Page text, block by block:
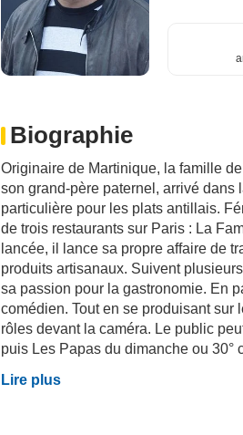
Biographie
Originaire de Martinique, la famille
son grand-père paternel, arrivé
particulière pour les plats antillais.
de trois restaurants sur Paris : La
lancée, il lance sa propre affaire de
produits artisanaux. Suivent
sa passion pour la gastronomie. En
comédien. Tout en se produisant sur
rôles devant la caméra. Le public
puis Les Papas du dimanche ou 30°
Lire plus